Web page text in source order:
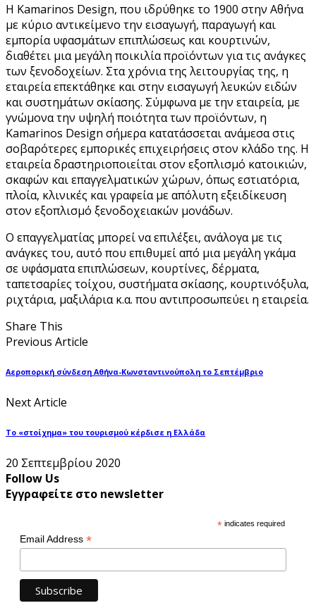
Η Kamarinos Design, που ιδρύθηκε το 1900 στην Αθήνα
με κύριο αντικείμενο την εισαγωγή, παραγωγή και
εμπορία υφασμάτων επιπλώσεως και κουρτινών,
διαθέτει μια μεγάλη ποικιλία προϊόντων για τις ανάγκες
των ξενοδοχείων. Στα χρόνια της λειτουργίας της, η
εταιρεία επεκτάθηκε και στην εισαγωγή λευκών ειδών
και συστημάτων σκίασης. Σύμφωνα με την εταιρεία, με
γνώμονα την υψηλή ποιότητα των προϊόντων, η
Kamarinos Design σήμερα κατατάσσεται ανάμεσα στις
σοβαρότερες εμπορικές επιχειρήσεις στον κλάδο της. Η
εταιρεία δραστηριοποιείται στον εξοπλισμό κατοικιών,
σκαφών και επαγγελματικών χώρων, όπως εστιατόρια,
πλοία, κλινικές και γραφεία με απόλυτη εξειδίκευση
στον εξοπλισμό ξενοδοχειακών μονάδων.
Ο επαγγελματίας μπορεί να επιλέξει, ανάλογα με τις
ανάγκες του, αυτό που επιθυμεί από μια μεγάλη γκάμα
σε υφάσματα επιπλώσεων, κουρτίνες, δέρματα,
ταπετσαρίες τοίχου, συστήματα σκίασης, κουρτινόξυλα,
ριχτάρια, μαξιλάρια κ.α. που αντιπροσωπεύει η εταιρεία.
Share This
Previous Article
Αεροπορική σύνδεση Αθήνα-Κωνσταντινούπολη το Σεπτέμβριο
Next Article
Το «στοίχημα» του τουρισμού κέρδισε η Ελλάδα
20 Σεπτεμβρίου 2020
Follow Us
Εγγραφείτε στο newsletter
* indicates required
Email Address *